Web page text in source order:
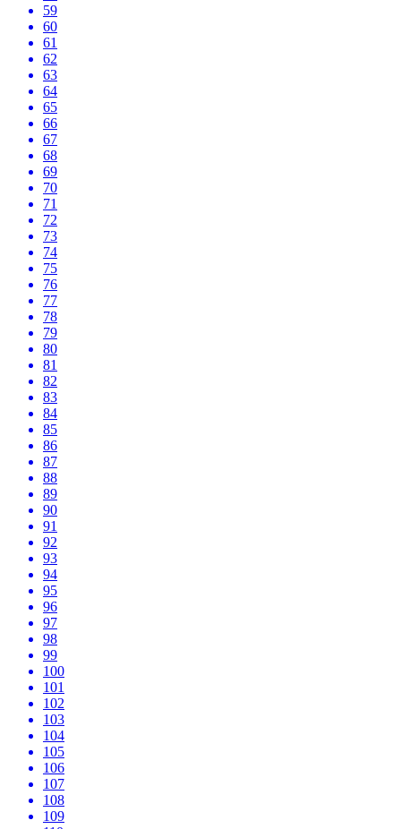
59
60
61
62
63
64
65
66
67
68
69
70
71
72
73
74
75
76
77
78
79
80
81
82
83
84
85
86
87
88
89
90
91
92
93
94
95
96
97
98
99
100
101
102
103
104
105
106
107
108
109